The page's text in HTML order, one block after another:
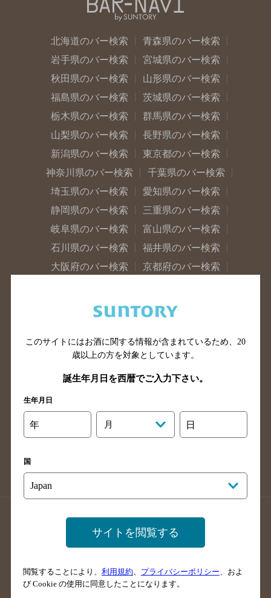
北海道のバー検索
青森県のバー検索
岩手県のバー検索
宮城県のバー検索
秋田県のバー検索
山形県のバー検索
福島県のバー検索
茨城県のバー検索
栃木県のバー検索
群馬県のバー検索
山梨県のバー検索
長野県のバー検索
新潟県のバー検索
東京都のバー検索
神奈川県のバー検索
千葉県のバー検索
埼玉県のバー検索
愛知県のバー検索
静岡県のバー検索
三重県のバー検索
岐阜県のバー検索
富山県のバー検索
石川県のバー検索
福井県のバー検索
大阪府のバー検索
京都府のバー検索
滋賀県のバー検索
和歌山県のバー検索
山口県のバー検索
鳥取県のバー検索
島根県のバー検索
徳島県のバー検索
香川県のバー検索
愛媛県のバー検索
高知県のバー検索
長崎県のバー検索
佐賀県のバー検索
大分県のバー検索
熊本県のバー検索
沖縄県のバー検索
店舗登録方法のご案内
店舗情報更新方法のご案内
掲載店舗様ログイン
ご意見・ご感想
このサイトにはお酒に関する情報が含まれているため、 20
歳以上の方を対象としています。
誕生年月日を西暦でご入力下さい。
生年月日
年 月 日
国
サイトを閲覧する
閲覧することにより、 利用規約 プライバシーポリシー 、およ
び Cookie の使用に同意したことになります。